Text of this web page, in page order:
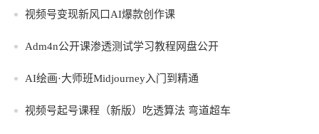
视频号变现新风口AI爆款创作课
Adm4n公开课渗透测试学习教程网盘公开
AI绘画·大师班Midjourney入门到精通
视频号起号课程（新版）吃透算法 弯道超车